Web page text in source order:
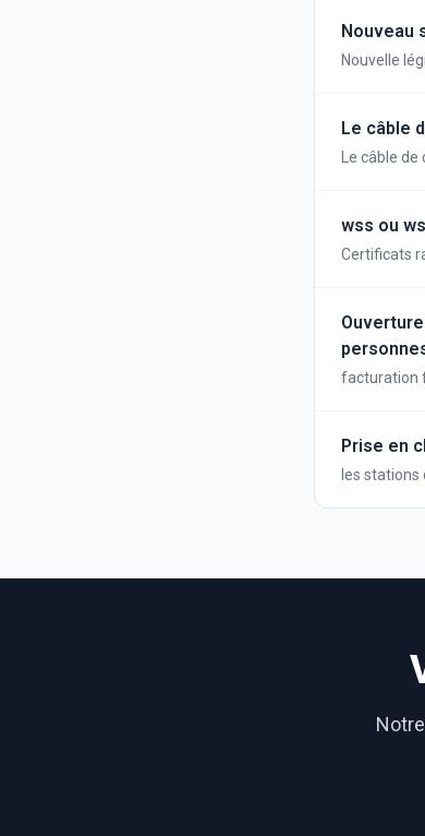
applicables
Nouveau
Nouvelle
Le câble
Le câble
wss ou
Certificats
facturation
Prise en
les